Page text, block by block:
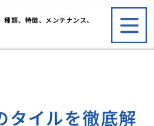
類、特徴、メンテナンス、
タイルを徹底解